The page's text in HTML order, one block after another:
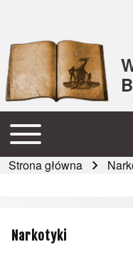
Główna nawigacja
Open or Close horizontal
Strona główna
Narkotyki